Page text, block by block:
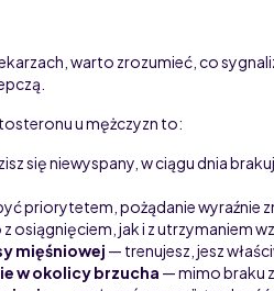
warto zrozumieć, co
u mężczyzn to:
się niewyspany, w ciągu dnia
priorytetem, pożądanie wyraźnie
osiągnięciem, jak i z utrzymaniem
mięśniowej — trenujesz, jesz
w okolicy brzucha — mimo braku